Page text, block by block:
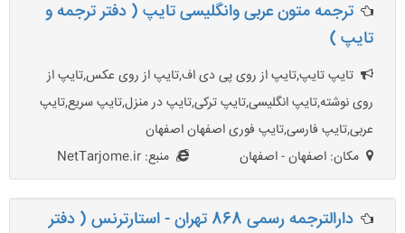
ترجمه متون عربی وانگلیسی تایپ ( دفتر ترجمه و
تایپ )
تایپ تایپ,تایپ از روی پی دی اف,تایپ از روی عکس,تایپ از
روی نوشته,تایپ انگلیسی,تایپ ترکی,تایپ در منزل,تایپ سریع,تایپ
عربی,تایپ فارسی,تایپ فوری اصفهان اصفهان
مکان: اصفهان - اصفهان
منبع: NetTarjome.ir
دارالترجمه رسمی 868 تهران - استارترنس ( دفتر